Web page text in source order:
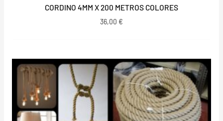
CORDINO 4MM X 200 METROS COLORES
36,00 €
Rango
de
precios:
desde
5,50 €
hasta
9,00 €